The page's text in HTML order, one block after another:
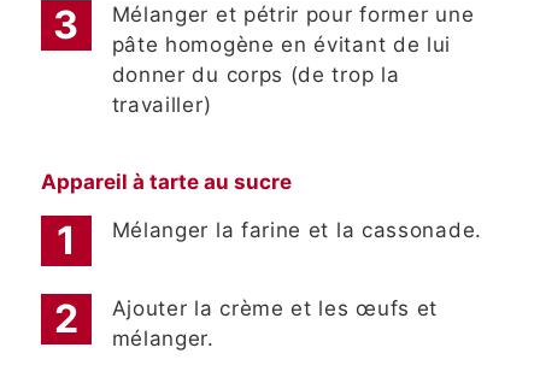
Mélanger et pétrir pour former une
pâte homogène en évitant de lui
donner du corps (de trop la
travailler)
Appareil à tarte au sucre
Mélanger la farine et la cassonade.
Ajouter la crème et les œufs et
mélanger.